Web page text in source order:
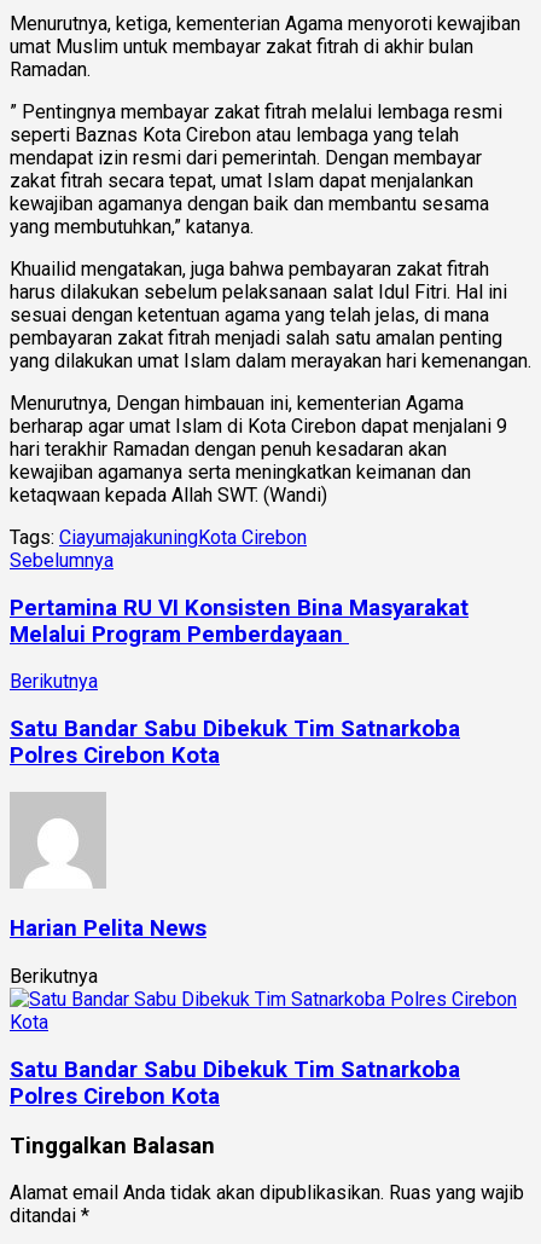
Menurutnya, ketiga, kementerian Agama menyoroti kewajiban
umat Muslim untuk membayar zakat fitrah di akhir bulan
Ramadan.
” Pentingnya membayar zakat fitrah melalui lembaga resmi
seperti Baznas Kota Cirebon atau lembaga yang telah
mendapat izin resmi dari pemerintah. Dengan membayar
zakat fitrah secara tepat, umat Islam dapat menjalankan
kewajiban agamanya dengan baik dan membantu sesama
yang membutuhkan,” katanya.
Khuailid mengatakan, juga bahwa pembayaran zakat fitrah
harus dilakukan sebelum pelaksanaan salat Idul Fitri. Hal ini
sesuai dengan ketentuan agama yang telah jelas, di mana
pembayaran zakat fitrah menjadi salah satu amalan penting
yang dilakukan umat Islam dalam merayakan hari kemenangan.
Menurutnya, Dengan himbauan ini, kementerian Agama
berharap agar umat Islam di Kota Cirebon dapat menjalani 9
hari terakhir Ramadan dengan penuh kesadaran akan
kewajiban agamanya serta meningkatkan keimanan dan
ketaqwaan kepada Allah SWT. (Wandi)
Tags: CiayumajakuningKota Cirebon
Sebelumnya
Pertamina RU VI Konsisten Bina Masyarakat
Melalui Program Pemberdayaan
Berikutnya
Satu Bandar Sabu Dibekuk Tim Satnarkoba
Polres Cirebon Kota
Harian Pelita News
Berikutnya
Satu Bandar Sabu Dibekuk Tim Satnarkoba
Polres Cirebon Kota
Tinggalkan Balasan
Alamat email Anda tidak akan dipublikasikan. Ruas yang wajib
ditandai *